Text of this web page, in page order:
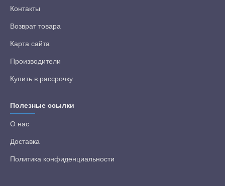
Контакты
Возврат товара
Карта сайта
Производители
Купить в рассрочку
Полезные ссылки
О нас
Доставка
Политика конфиденциальности